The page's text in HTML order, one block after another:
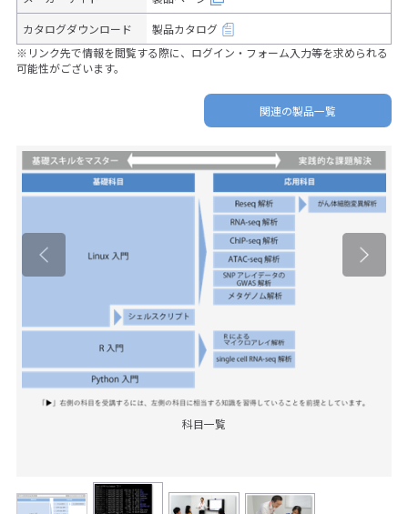
カタログダウンロード
製品カタログ
※リンク先で情報を閲覧する際に、ログイン・フォーム入力等を求められる
可能性がございます。
関連の製品一覧
科目一覧